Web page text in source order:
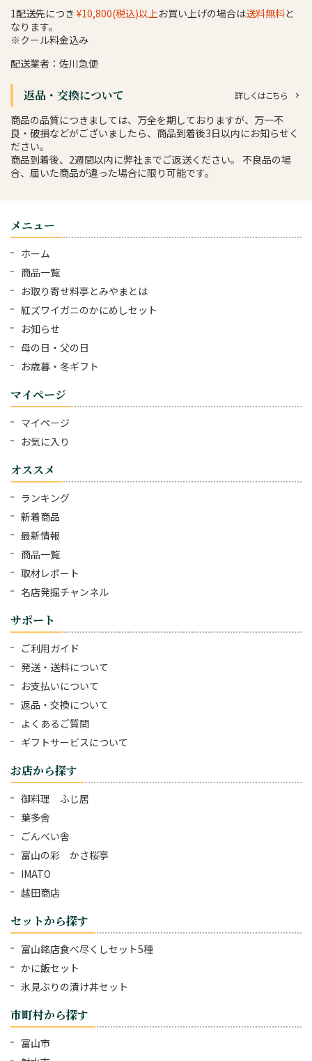
1配送先につき ¥10,800(税込)以上お買い上げの場合は送料無料と
なります。
※クール料金込み
配送業者：佐川急便
返品・交換について 詳しくはこちら
商品の品質につきましては、万全を期しておりますが、万一不
良・破損などがございましたら、商品到着後3日以内にお知らせく
ださい。
商品到着後、2週間以内に弊社までご返送ください。 不良品の場
合、届いた商品が違った場合に限り可能です。
メニュー
ホーム
商品一覧
お取り寄せ料亭とみやまとは
紅ズワイガニのかにめしセット
お知らせ
母の日・父の日
お歳暮・冬ギフト
マイページ
マイページ
お気に入り
オススメ
ランキング
新着商品
最新情報
商品一覧
取材レポート
名店発掘チャンネル
サポート
ご利用ガイド
発送・送料について
お支払いについて
返品・交換について
よくあるご質問
ギフトサービスについて
お店から探す
御料理 ふじ居
葉多舎
ごんべい舎
富山の彩 かさ桜亭
IMATO
越田商店
セットから探す
富山銘店食べ尽くしセット5種
かに飯セット
氷見ぶりの漬け丼セット
市町村から探す
富山市